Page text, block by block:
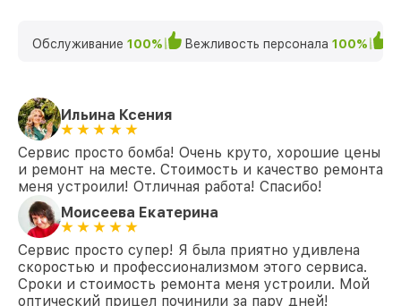
Обслуживание 100% Вежливость персонала 100%
Ильина Ксения
Сервис просто бомба! Очень круто, хорошие цены
и ремонт на месте. Стоимость и качество ремонта
меня устроили! Отличная работа! Спасибо!
Моисеева Екатерина
Сервис просто супер! Я была приятно удивлена
скоростью и профессионализмом этого сервиса.
Сроки и стоимость ремонта меня устроили. Мой
оптический прицел починили за пару дней!